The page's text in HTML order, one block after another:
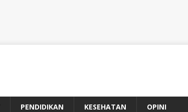
PENDIDIKAN KESEHATAN OPINI